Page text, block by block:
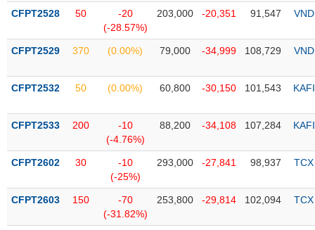
yết
yết
Niêm
bổ
sung
Hủy
niêm
Theo
CFPT2528 50
-20
(-28.57%)
203,000 -20,351 91,547 VND
CFPT2529 370 (0.00%) 79,000 -34,999 108,729 VND
CFPT2532 50 (0.00%) 60,800 -30,150 101,543 KAFI
CFPT2533 200
-10
(-4.76%)
88,200 -34,108 107,284 KAFI
CFPT2602 30
-10
(-25%)
293,000 -27,841 98,937 TCX
CFPT2603 150
-70
(-31.82%)
253,800 -29,814 102,094 TCX
CỔ
PHÁI
SINH
PHIẾU